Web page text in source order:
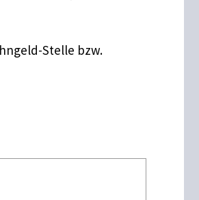
Stelle bzw.